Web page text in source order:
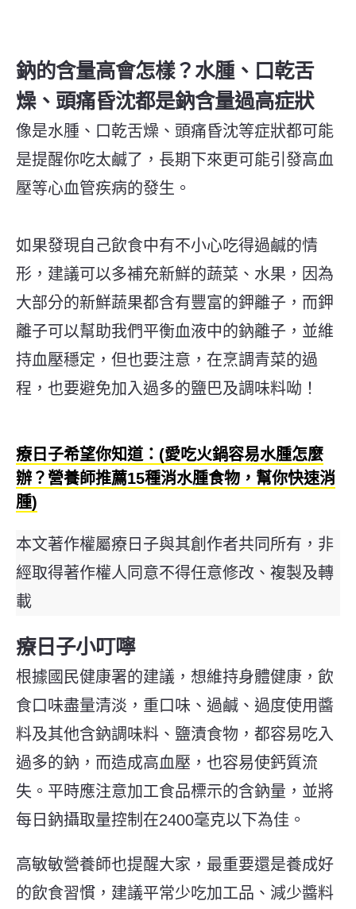
鈉的含量高會怎樣？水腫、口乾舌
燥、頭痛昏沈都是鈉含量過高症狀
像是水腫、口乾舌燥、頭痛昏沈等症狀都可能
是提醒你吃太鹹了 ，長期下來更可能引發高血
壓等心血管疾病的發生 。
如果發現自己飲食中有不小心吃得過鹹的情
形，建議可以多補充新鮮的蔬菜、水果，因為
大部分的新鮮蔬果都含有豐富的鉀離子，而鉀
離子可以幫助我們平衡血液中的鈉離子，並維
持血壓穩定，但也要注意，在烹調青菜的過
程，也要避免加入過多的鹽巴及調味料呦！
療日子希望你知道：(愛吃火鍋容易水腫怎麼
辦？營養師推薦15種消水腫食物，幫你快速消
腫)
本文著作權屬療日子與其創作者共同所有，非
經取得著作權人同意不得任意修改、複製及轉
載
療日子小叮嚀
根據國民健康署的建議，想維持身體健康，飲
食口味盡量清淡，重口味、過鹹、過度使用醬
料及其他含鈉調味料、鹽漬食物，都容易吃入
過多的鈉，而造成高血壓，也容易使鈣質流
失。平時應注意加工食品標示的含鈉量，並將
每日鈉攝取量控制在2400毫克以下為佳。
高敏敏營養師也提醒大家， 最重要還是養成好
的飲食習慣，建議平常少吃加工品、減少醬料